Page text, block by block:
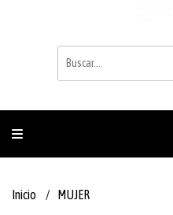
Inicio MUJER